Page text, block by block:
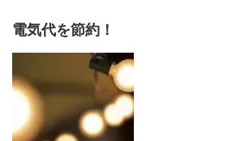
電気代を節約！